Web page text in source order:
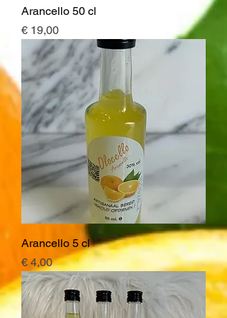
Arancello 50 cl
Prijs
€ 19,00
Arancello 5 cl
Prijs
€ 4,00